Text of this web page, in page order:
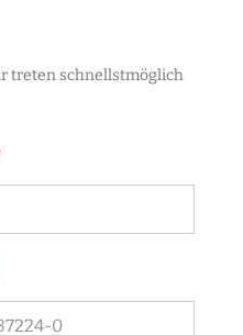
treten schnellstmöglich